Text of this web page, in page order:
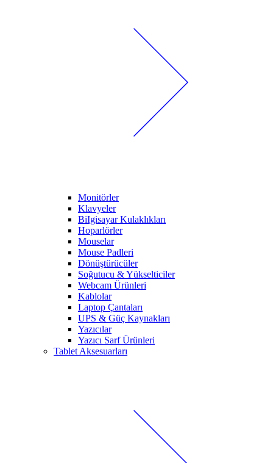
Monitörler
Klavyeler
BiIgisayar Kulaklıkları
Hoparlörler
Mouselar
Mouse Padleri
Dönüştürücüler
Soğutucu & Yükselticiler
Webcam Ürünleri
Kablolar
Laptop Çantaları
UPS & Güç Kaynakları
Yazıcılar
Yazıcı Sarf Ürünleri
Tablet Aksesuarları